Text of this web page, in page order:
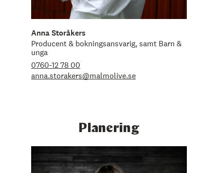
Anna Storåkers
Producent & bokningsansvarig, samt Barn &
unga
0760-12 78 00
anna.storakers@malmolive.se
Planering